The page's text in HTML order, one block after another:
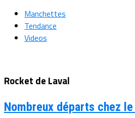
Manchettes
Tendance
Videos
Rocket de Laval
Nombreux départs chez